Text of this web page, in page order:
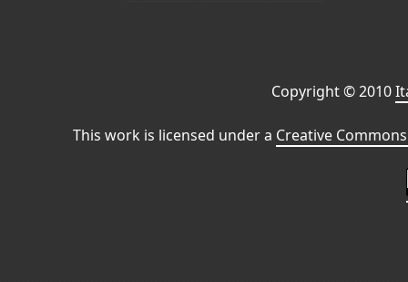
Copyright © 2010
This work is licensed under a Creative